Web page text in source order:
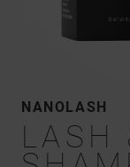
NANOLASH
LASH